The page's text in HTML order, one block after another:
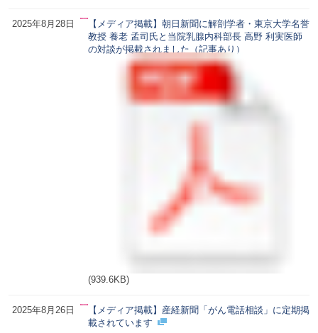
2025年8月28日
【メディア掲載】朝日新聞に解剖学者・東京大学名誉
教授 養老 孟司氏と当院乳腺内科部長 高野 利実医師
の対談が掲載されました（記事あり）
(939.6KB)
2025年8月26日
【メディア掲載】産経新聞「がん電話相談」に定期掲
載されています